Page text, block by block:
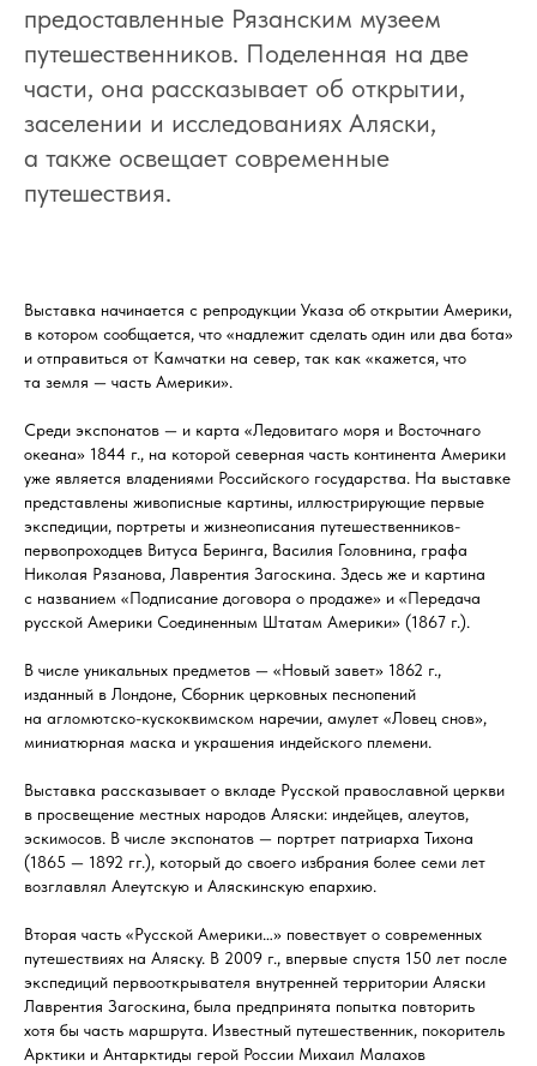
предоставленные Рязанским музеем
путешественников. Поделенная на две
части, она рассказывает об открытии,
заселении и исследованиях Аляски,
а также освещает современные
путешествия.
Выставка начинается с репродукции Указа об открытии Америки,
в котором сообщается, что «надлежит сделать один или два бота»
и отправиться от Камчатки на север, так как «кажется, что
та земля — часть Америки».
Среди экспонатов — и карта «Ледовитаго моря и Восточнаго
океана» 1844 г., на которой северная часть континента Америки
уже является владениями Российского государства. На выставке
представлены живописные картины, иллюстрирующие первые
экспедиции, портреты и жизнеописания путешественников-
первопроходцев Витуса Беринга, Василия Головнина, графа
Николая Рязанова, Лаврентия Загоскина. Здесь же и картина
с названием «Подписание договора о продаже» и «Передача
русской Америки Соединенным Штатам Америки» (1867 г.).
В числе уникальных предметов — «Новый завет» 1862 г.,
изданный в Лондоне, Сборник церковных песнопений
на агломютско-кускоквимском наречии, амулет «Ловец снов»,
миниатюрная маска и украшения индейского племени.
Выставка рассказывает о вкладе Русской православной церкви
в просвещение местных народов Аляски: индейцев, алеутов,
эскимосов. В числе экспонатов — портрет патриарха Тихона
(1865 — 1892 гг.), который до своего избрания более семи лет
возглавлял Алеутскую и Аляскинскую епархию.
Вторая часть «Русской Америки…» повествует о современных
путешествиях на Аляску. В 2009 г., впервые спустя 150 лет после
экспедиций первооткрывателя внутренней территории Аляски
Лаврентия Загоскина, была предпринята попытка повторить
хотя бы часть маршрута. Известный путешественник, покоритель
Арктики и Антарктиды герой России Михаил Малахов